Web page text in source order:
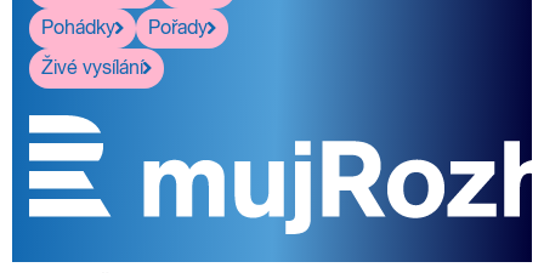
Pohádky
Pořady
Živé vysílání